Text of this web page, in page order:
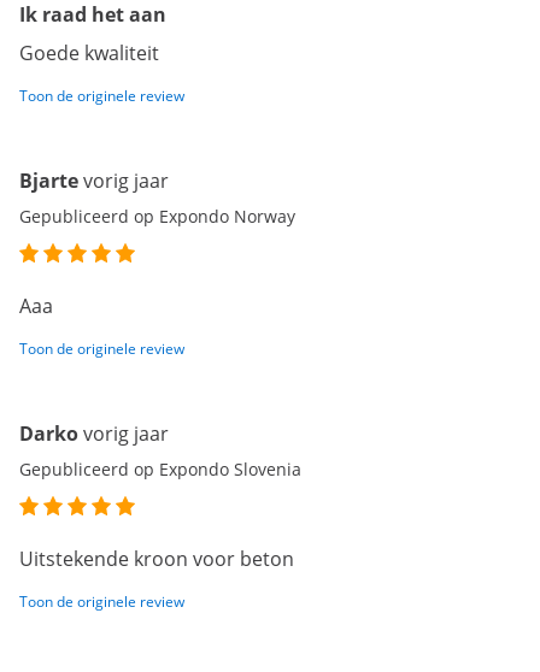
Ik raad het aan
Goede kwaliteit
Toon de originele review
Bjartevorig jaar
Gepubliceerd op Expondo Norway
Aaa
Toon de originele review
Darkovorig jaar
Gepubliceerd op Expondo Slovenia
Uitstekende kroon voor beton
Toon de originele review